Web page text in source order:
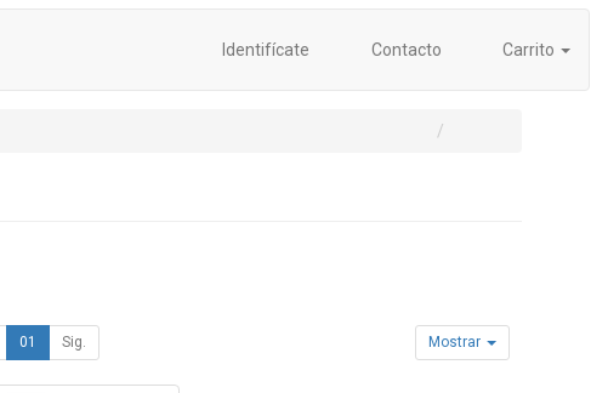
Identifícate Contacto Carrito
01 Sig. Mostrar